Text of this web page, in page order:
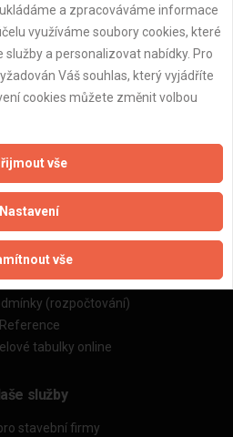
ARES dne 21.11.2024 04:03:46
informace
a řemeslníci
osobních údajů
souborů cookie
(zprostředkování)
(rozpočtování)
Reference
tabulky online
služby
stavební firmy
a zpracováváme informace
využíváme soubory cookies, které
a personalizovat nabídky. Pro
Váš souhlas, který vyjádříte
cookies můžete změnit volbou
vše
Nastavení
vše